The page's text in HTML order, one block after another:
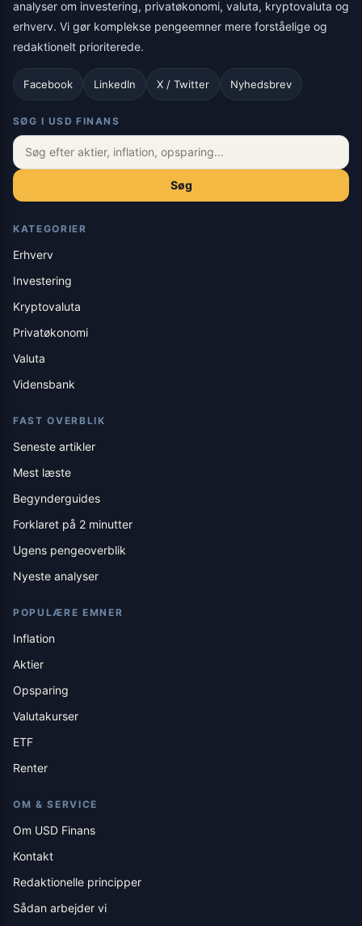
analyser om investering, privatøkonomi, valuta, kryptovaluta og
erhverv. Vi gør komplekse pengeemner mere forståelige og
redaktionelt prioriterede.
Facebook LinkedIn X / Twitter Nyhedsbrev
SØG I USD FINANS
Søg
KATEGORIER
Erhverv
Investering
Kryptovaluta
Privatøkonomi
Valuta
Vidensbank
FAST OVERBLIK
Seneste artikler
Mest læste
Begynderguides
Forklaret på 2 minutter
Ugens pengeoverblik
Nyeste analyser
POPULÆRE EMNER
Inflation
Aktier
Opsparing
Valutakurser
ETF
Renter
OM & SERVICE
Om USD Finans
Kontakt
Redaktionelle principper
Sådan arbejder vi